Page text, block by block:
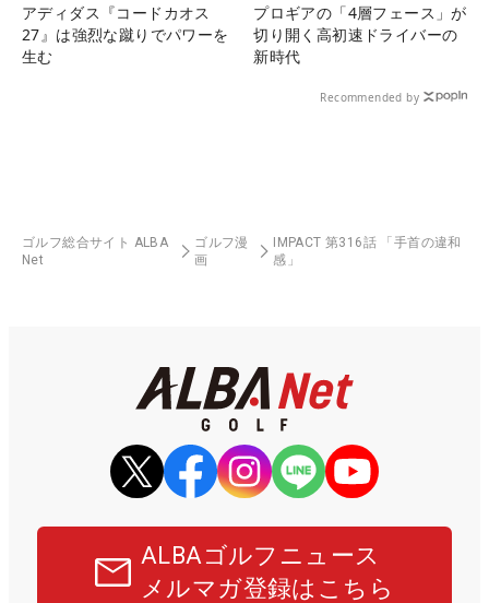
アディダス『コードカオス
27』は強烈な蹴りでパワーを
生む
プロギアの「4層フェース」が
切り開く高初速ドライバーの
新時代
Recommended by
ゴルフ総合サイト ALBA
Net
ゴルフ漫
画
IMPACT 第316話 「手首の違和
感」
ALBAゴルフニュース
メルマガ登録はこちら